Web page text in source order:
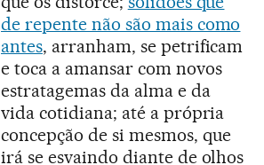
de repente não são mais como
antes, arranham, se petrificam
e toca a amansar com novos
estratagemas da alma e da
vida cotidiana; até a própria
concepção de si mesmos, que
irá se esvaindo diante de olhos